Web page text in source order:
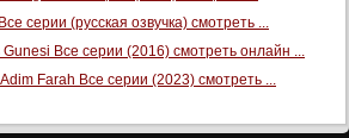
серии (русская озвучка) смотреть ...
Все серии (2016) смотреть онлайн ...
Farah Все серии (2023) смотреть ...